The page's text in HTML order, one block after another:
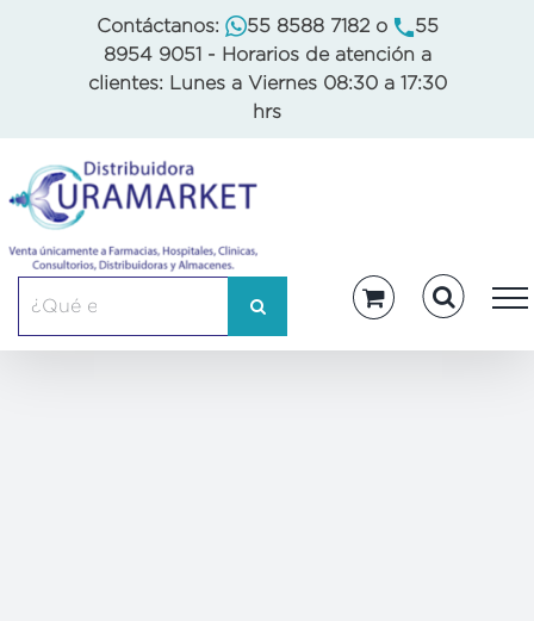
Contáctanos: 55 8588 7182o
55
8954 9051 - Horarios de atención a
clientes: Lunes a Viernes 08:30 a 17:30
hrs